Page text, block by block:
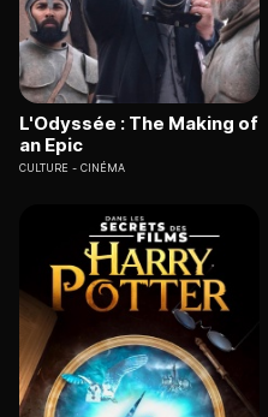
L'Odyssée : The Making of
an Epic
CULTURE CINÉMA